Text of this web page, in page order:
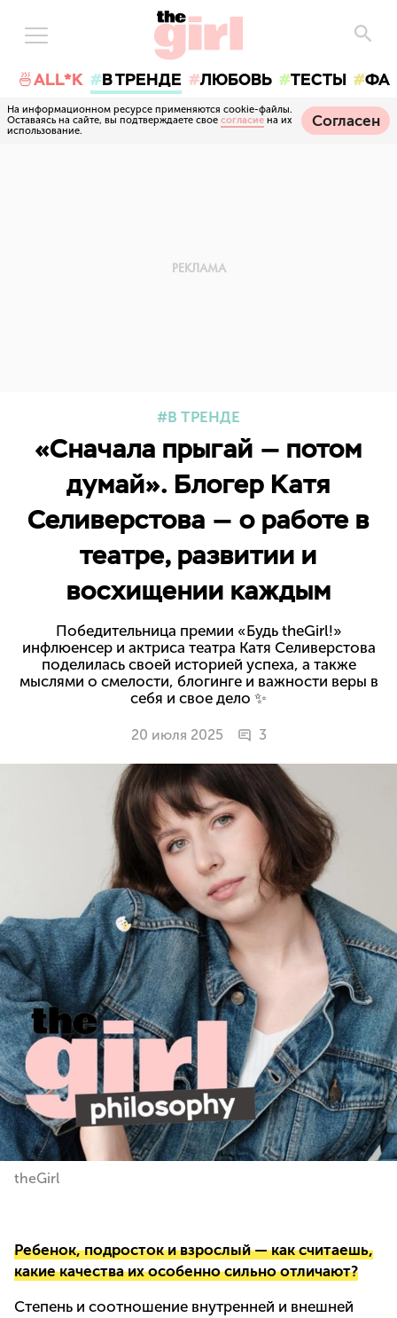
🍜ALL*K В ТРЕНДЕ ЛЮБОВЬ ТЕСТЫ
На информационном ресурсе применяются cookie-файлы.
Оставаясь на сайте, вы подтверждаете свое согласие на их
использование.
Согласен
В ТРЕНДЕ
«Сначала прыгай — потом
думай». Блогер Катя
Селиверстова — о работе в
театре, развитии и
восхищении каждым
Победительница премии «Будь theGirl!»
инфлюенсер и актриса театра Катя Селиверстова
поделилась своей историей успеха, а также
мыслями о смелости, блогинге и важности веры в
себя и свое дело ✨
20 июля 2025 3
theGirl
Ребенок, подросток и взрослый — как считаешь,
какие качества их особенно сильно отличают?
Степень и соотношение внутренней и внешней